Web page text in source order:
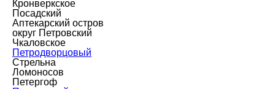
Кронверкское
Посадский
Аптекарский остров
округ Петровский
Чкаловское
Петродворцовый
Стрельна
Ломоносов
Петергоф